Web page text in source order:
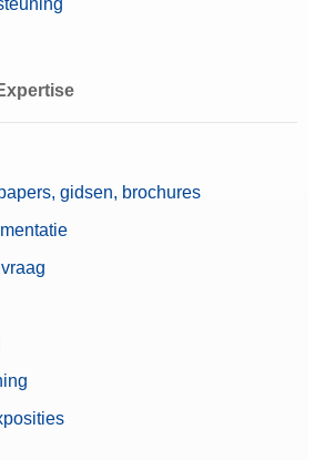
gidsen, brochures